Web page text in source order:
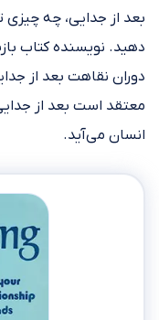
بعد از جدایی، چه چیزی
دهید. نویسنده کتاب
دوران نقاهت بعد از
معتقد است بعد از
انسان می‌آید.